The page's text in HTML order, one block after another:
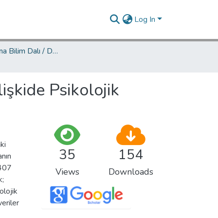
Log In
Psikoloji Ana Bilim Dalı / Department of Psychology
Psikolojik
35
Views
154
Downloads